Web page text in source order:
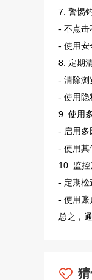
7. 警惕
- 不点击
- 使用安
8. 定期
- 清除浏
- 使用隐
9. 使用
- 启用多
- 使用其
10. 监控
- 定期检
- 使用账
总之，